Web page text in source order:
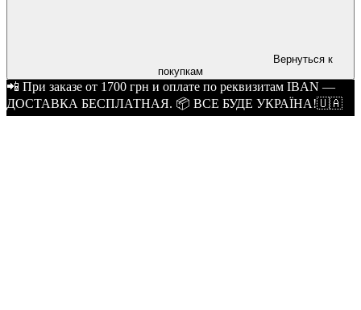
Вернуться к
покупкам
📲 При заказе от 1700 грн и оплате по реквизитам IBAN —
ДОСТАВКА БЕСПЛАТНАЯ. 📦 ВСЕ БУДЕ УКРАЇНА!🇺🇦